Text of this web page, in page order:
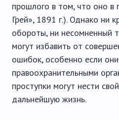
прошлого в том, что оно
Грей», 1891 г.). Однако ни
обороты, ни несомненный
могут избавить от
ошибок, особенно если
правоохранительными
проступки могут нести
дальнейшую жизнь.